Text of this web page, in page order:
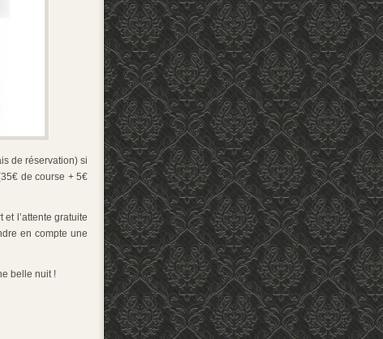
de réservation) si
de course + 5€
l’attente gratuite
en compte une
belle nuit !